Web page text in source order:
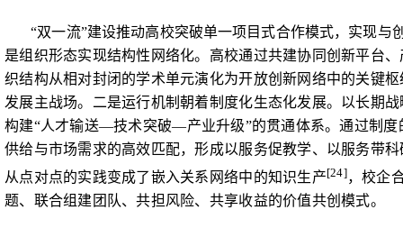
“双一流”建设推动高校突破单一项目式合作模式，实现与
是组织形态实现结构性网络化。高校通过共建协同创新平台
织结构从相对封闭的学术单元演化为开放创新网络中的关键
发展主战场。二是运行机制朝着制度化生态化发展。以长期
构建“人才输送—技术突破—产业升级”的贯通体系。通过制
供给与市场需求的高效匹配，形成以服务促教学、以服务带
从点对点的实践变成了嵌入关系网络中的知识生产[24]，校企
题、联合组建团队、共担风险、共享收益的价值共创模式。